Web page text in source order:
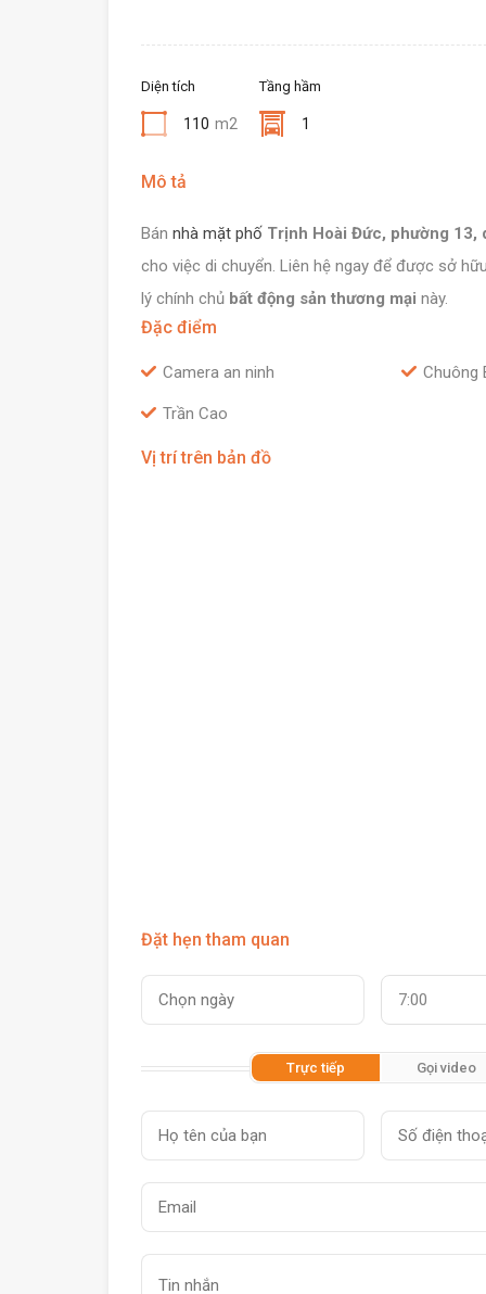
Diện tích
110 m2
Tầng hầm
1
Mô tả
Bán nhà mặt phố Trịnh Hoài Đức, phường 13,
cho việc di chuyển. Liên hệ ngay để được sở hữu
lý chính chủ bất động sản thương mại này.
Đặc điểm
Camera an ninh Chuông
Trần Cao
Vị trí trên bản đồ
Đặt hẹn tham quan
7:00
Trực tiếp Gọi video